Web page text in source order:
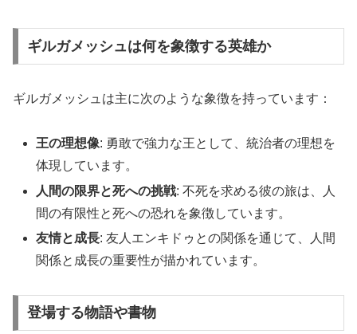
ギルガメッシュは何を象徴する英雄か
ギルガメッシュは主に次のような象徴を持っています：
王の理想像: 勇敢で強力な王として、統治者の理想を
体現しています。
人間の限界と死への挑戦: 不死を求める彼の旅は、人
間の有限性と死への恐れを象徴しています。
友情と成長: 友人エンキドゥとの関係を通じて、人間
関係と成長の重要性が描かれています。
登場する物語や書物